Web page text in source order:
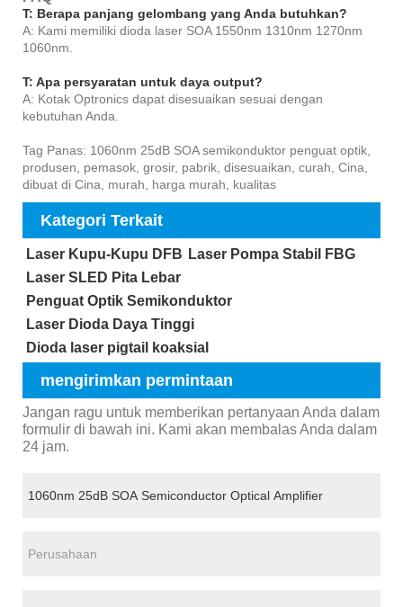
T: Berapa panjang gelombang yang Anda butuhkan?
A: Kami memiliki dioda laser SOA 1550nm 1310nm 1270nm
1060nm.
T: Apa persyaratan untuk daya output?
A: Kotak Optronics dapat disesuaikan sesuai dengan
kebutuhan Anda.
Tag Panas: 1060nm 25dB SOA semikonduktor penguat optik,
produsen, pemasok, grosir, pabrik, disesuaikan, curah, Cina,
dibuat di Cina, murah, harga murah, kualitas
Kategori Terkait
Laser Kupu-Kupu DFB Laser Pompa Stabil FBG
Laser SLED Pita Lebar
Penguat Optik Semikonduktor
Laser Dioda Daya Tinggi
Dioda laser pigtail koaksial
mengirimkan permintaan
Jangan ragu untuk memberikan pertanyaan Anda dalam
formulir di bawah ini. Kami akan membalas Anda dalam
24 jam.